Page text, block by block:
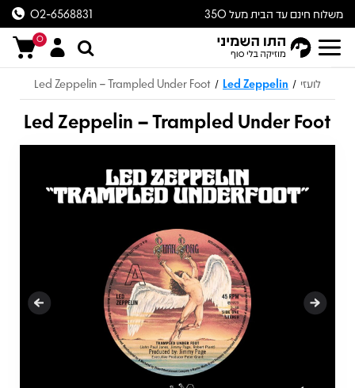
משלוח חינם עד הבית מעל 350
ש״ח
02-6568831
0
לועזי /
Led Zeppelin
/
Led Zeppelin – Trampled Under Foot
Led Zeppelin – Trampled Under Foot